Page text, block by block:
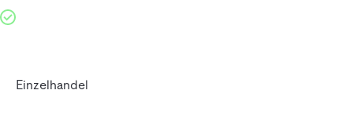
Einzelhandel